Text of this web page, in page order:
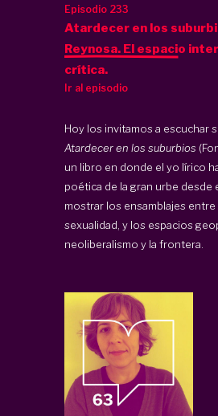
Episodio 233
Atardecer en los
Reynosa. El espacio
crítica.
Ir al episodio
Hoy los invitamos a escuchar
Atardecer en los suburbios
un libro en donde el yo lírico
poética de la gran urbe desde
mostrar los ensamblajes entre
sexualidad, y los espacios
neoliberalismo y la frontera.